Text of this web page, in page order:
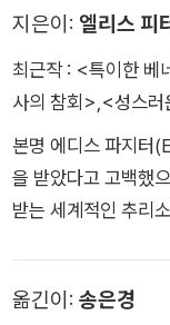
지은이: 엘리스 피
최근작 : <특이한 베
사의 참회> <성스러
본명 에디스 파지터
을 받았다고 고백했
받는 세계적인 추리소설 작가. 1913년 9월
녀가 쌓은 이러한 다
옮긴이: 송은경